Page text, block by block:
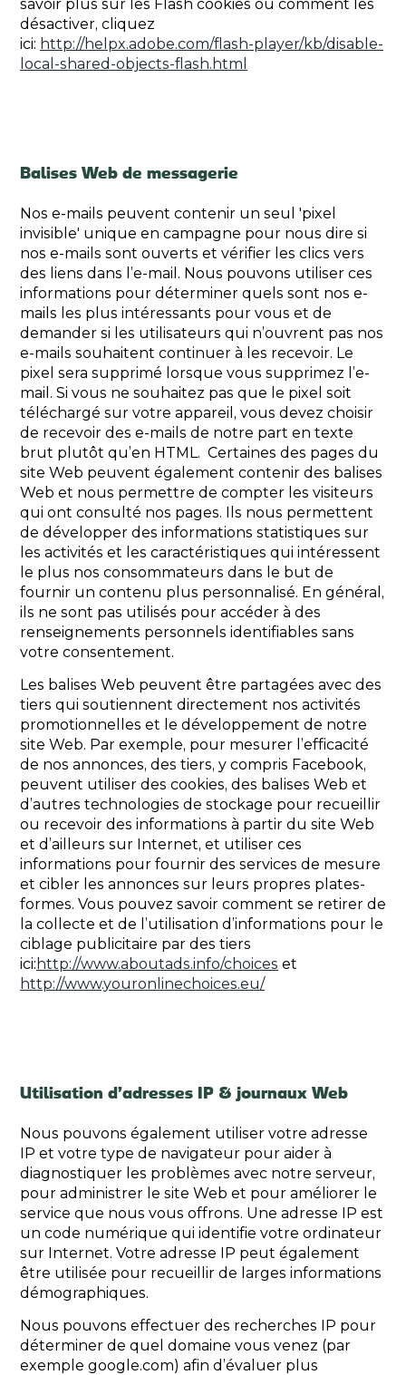
savoir plus sur les Flash cookies ou comment les
désactiver, cliquez
ici: http://helpx.adobe.com/flash-player/kb/disable-
local-shared-objects-flash.html
Balises Web de messagerie
Nos e-mails peuvent contenir un seul 'pixel
invisible' unique en campagne pour nous dire si
nos e-mails sont ouverts et vérifier les clics vers
des liens dans l’e-mail. Nous pouvons utiliser ces
informations pour déterminer quels sont nos e-
mails les plus intéressants pour vous et de
demander si les utilisateurs qui n’ouvrent pas nos
e-mails souhaitent continuer à les recevoir. Le
pixel sera supprimé lorsque vous supprimez l’e-
mail. Si vous ne souhaitez pas que le pixel soit
téléchargé sur votre appareil, vous devez choisir
de recevoir des e-mails de notre part en texte
brut plutôt qu’en HTML. Certaines des pages du
site Web peuvent également contenir des balises
Web et nous permettre de compter les visiteurs
qui ont consulté nos pages. Ils nous permettent
de développer des informations statistiques sur
les activités et les caractéristiques qui intéressent
le plus nos consommateurs dans le but de
fournir un contenu plus personnalisé. En général,
ils ne sont pas utilisés pour accéder à des
renseignements personnels identifiables sans
votre consentement.
Les balises Web peuvent être partagées avec des
tiers qui soutiennent directement nos activités
promotionnelles et le développement de notre
site Web. Par exemple, pour mesurer l’efficacité
de nos annonces, des tiers, y compris Facebook,
peuvent utiliser des cookies, des balises Web et
d’autres technologies de stockage pour recueillir
ou recevoir des informations à partir du site Web
et d’ailleurs sur Internet, et utiliser ces
informations pour fournir des services de mesure
et cibler les annonces sur leurs propres plates-
formes. Vous pouvez savoir comment se retirer de
la collecte et de l’utilisation d’informations pour le
ciblage publicitaire par des tiers
ici: http://www.aboutads.info/choices et
http://www.youronlinechoices.eu/
Utilisation d’adresses IP & journaux Web
Nous pouvons également utiliser votre adresse
IP et votre type de navigateur pour aider à
diagnostiquer les problèmes avec notre serveur,
pour administrer le site Web et pour améliorer le
service que nous vous offrons. Une adresse IP est
un code numérique qui identifie votre ordinateur
sur Internet. Votre adresse IP peut également
être utilisée pour recueillir de larges informations
démographiques.
Nous pouvons effectuer des recherches IP pour
déterminer de quel domaine vous venez (par
exemple google.com) afin d’évaluer plus